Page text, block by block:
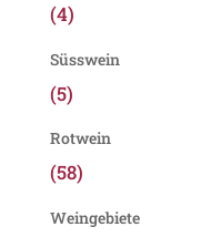
(4)
Süsswein
(5)
Rotwein
(58)
Weingebiete